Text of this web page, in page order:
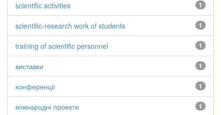
1
scientific activities
1
scientific-research work of students
1
training of scientific personnel
1
виставки
1
конференції
1
міжнародні проекти